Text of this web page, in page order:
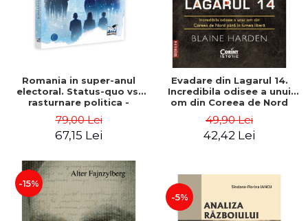
Romania in super-anul
electoral. Status-quo vs.
rasturnare politica -
Buti
79,00 Lei
67,15 Lei
Evadare din Lagarul 14.
Incredibila odisee a unui
om din Coreea de Nord
Blaine Harden
49,90 Lei
42,42 Lei
-15%
-5%